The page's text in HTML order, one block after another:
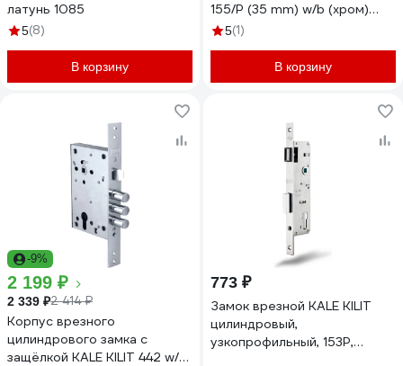
латунь 1085
5(8)
В корзину
155/P (35 mm) w/b (хром)
(без отверстия) KALE KILIT
5(1)
В корзину
-9%
2 199 ₽
2 339 ₽2 414 ₽
Корпус врезного
цилиндрового замка с
защёлкой KALE KILIT 442 w/b
773 ₽
Замок врезной KALE KILIT
цилиндровый,
узкопрофильный, 153Р,